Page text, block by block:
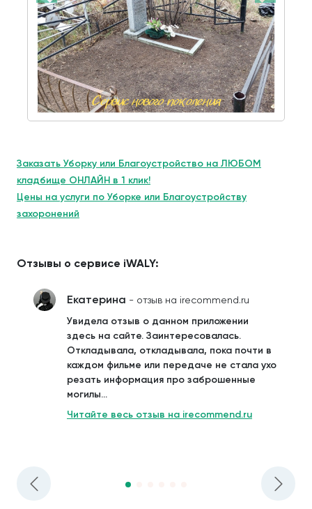
Заказать Уборку или Благоустройство на ЛЮБОМ
кладбище ОНЛАЙН в 1 клик!
Цены на услуги по Уборке или Благоустройству
захоронений
Отзывы о сервисе iWALY:
Екатерина - отзыв на irecommend.ru
Увидела отзыв о данном приложении
здесь на сайте. Заинтересовалась.
Откладывала, откладывала, пока почти в
каждом фильме или передаче не стала ухо
резать информация про заброшенные
могилы...
Читайте весь отзыв на irecommend.ru